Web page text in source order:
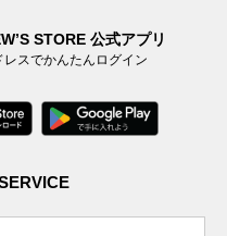
STORE 公式アプリ
レスでかんたんログイン